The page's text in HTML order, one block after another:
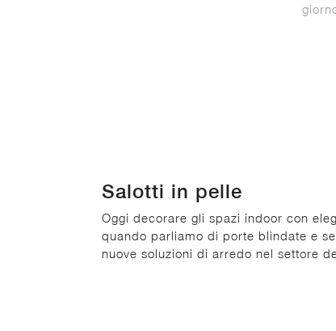
Salotti in pelle
Oggi decorare gli spazi indoor con
quando parliamo di porte blindate e
nuove soluzioni di arredo nel settore